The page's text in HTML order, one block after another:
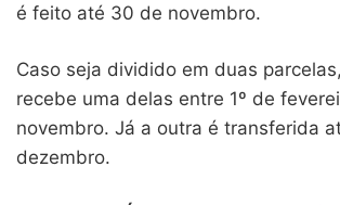
é feito até 30 de novembro.
Caso seja dividido em duas
recebe uma delas entre 1º de
novembro. Já a outra é transferida
dezembro.